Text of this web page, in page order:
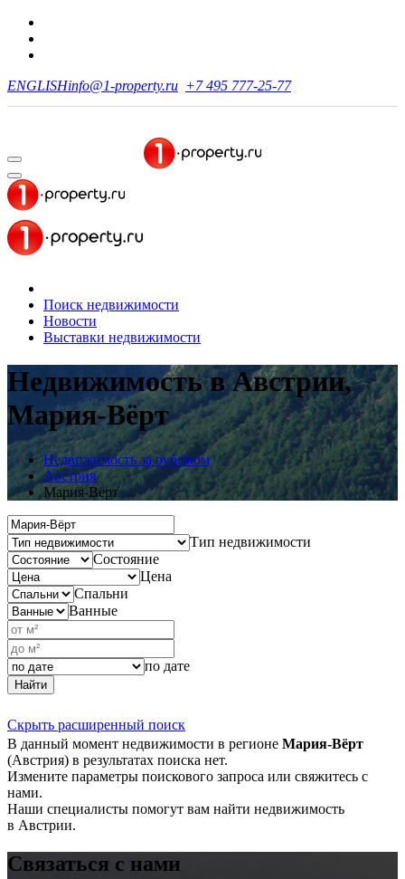
ENGLISHinfo@1-property.ru +7 495 777-25-77
Поиск недвижимости
Новости
Выставки недвижимости
Недвижимость в Австрии,
Мария-Вёрт
Недвижимость за рубежом
Австрия
Мария-Вёрт
Тип недвижимости
Состояние
Цена
Спальни
Ванные
по дате
Найти
Скрыть расширенный поиск
В данный момент недвижимости в регионе Мария-Вёрт
(Австрия) в результатах поиска нет.
Измените параметры поискового запроса или свяжитесь с
нами.
Наши специалисты помогут вам найти недвижимость
в Австрии.
Связаться с нами